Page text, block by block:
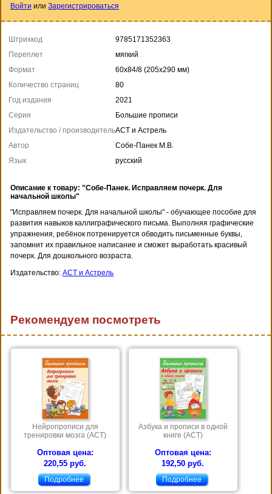
Войти или Зарегистрироваться
Штрихкод
9785171352363
Переплет
мягкий
Формат
60x84/8 (205x290 мм)
Количество страниц
80
Год издания
2021
Серия
Большие прописи
Издательство / производительАСТ и Астрель
Автор
Собе-Панек М.В.
Язык
русский
Описание к товару: "Собе-Панек. Исправляем почерк. Для
начальной школы"
"Исправляем почерк. Для начальной школы" - обучающее пособие для
развития навыков каллиграфического письма. Выполняя графические
упражнения, ребёнок потренируется обводить письменные буквы,
запомнит их правильное написание и сможет выработать красивый
почерк. Для дошкольного возраста.
Издательство: АСТ и Астрель
Рекомендуем посмотреть
Нейропрописи для
тренировки мозга (АСТ)
Оптовая цена:
220,55 руб.
Подробнее
Азбука и прописи в одной
книге (АСТ)
Оптовая цена:
192,50 руб.
Подробнее